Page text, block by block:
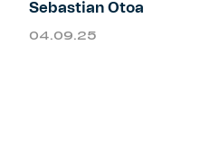
Sebastian Otoa
04.09.25